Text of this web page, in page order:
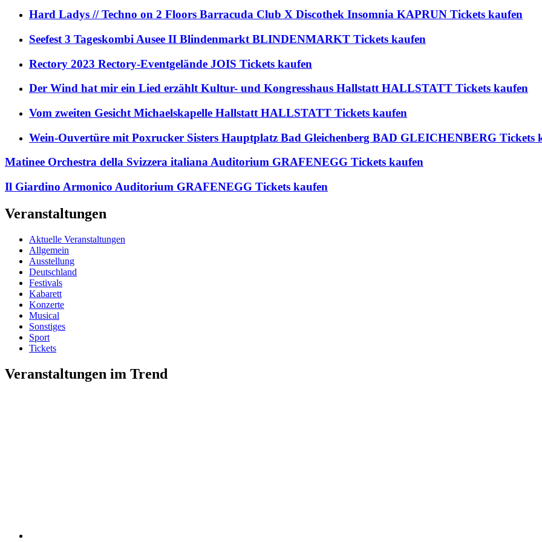
Hard Ladys // Techno on 2 Floors Barracuda Club X Discothek Insomnia KAPRUN Tickets kaufen
Seefest 3 Tageskombi Ausee II Blindenmarkt BLINDENMARKT Tickets kaufen
Rectory 2023 Rectory-Eventgelände JOIS Tickets kaufen
Der Wind hat mir ein Lied erzählt Kultur- und Kongresshaus Hallstatt HALLSTATT Tickets kaufen
Vom zweiten Gesicht Michaelskapelle Hallstatt HALLSTATT Tickets kaufen
Wein-Ouvertüre mit Poxrucker Sisters Hauptplatz Bad Gleichenberg BAD GLEICHENBERG Tickets
Matinee Orchestra della Svizzera italiana Auditorium GRAFENEGG Tickets kaufen
Il Giardino Armonico Auditorium GRAFENEGG Tickets kaufen
Veranstaltungen
Aktuelle Veranstaltungen
Allgemein
Ausstellung
Deutschland
Festivals
Kabarett
Konzerte
Musical
Sonstiges
Sport
Tickets
Veranstaltungen im Trend